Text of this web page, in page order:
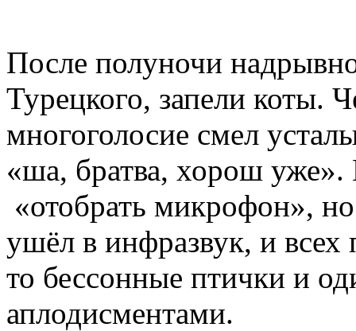
После полуночи
Турецкого, запели коты.
многоголосие смел
«ша, братва, хорош
«отобрать микрофон»,
ушёл в инфразвук, и всех
то бессонные птички и
аплодисментами.